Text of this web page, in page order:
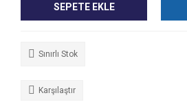
SEPETE EKLE
Sınırlı Stok
Karşılaştır